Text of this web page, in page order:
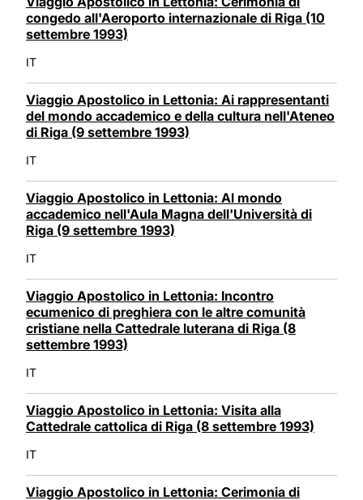
congedo all'Aeroporto internazionale di Riga (10
settembre 1993)
IT
Viaggio Apostolico in Lettonia: Ai rappresentanti
del mondo accademico e della cultura nell'Ateneo
di Riga (9 settembre 1993)
IT
Viaggio Apostolico in Lettonia: Al mondo
accademico nell'Aula Magna dell'Università di
Riga (9 settembre 1993)
IT
Viaggio Apostolico in Lettonia: Incontro
ecumenico di preghiera con le altre comunità
cristiane nella Cattedrale luterana di Riga (8
settembre 1993)
IT
Viaggio Apostolico in Lettonia: Visita alla
Cattedrale cattolica di Riga (8 settembre 1993)
IT
Viaggio Apostolico in Lettonia: Cerimonia di